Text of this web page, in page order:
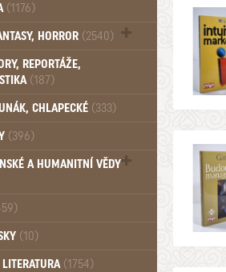
(1176)
HORROR (2540)
REPORTÁŽE,
(187)
CHLAPECKÉ (333)
(396)
A HUMANITNÍ VĚDY
(191)
a osobní rozvoj (761)
(10)
(1754)